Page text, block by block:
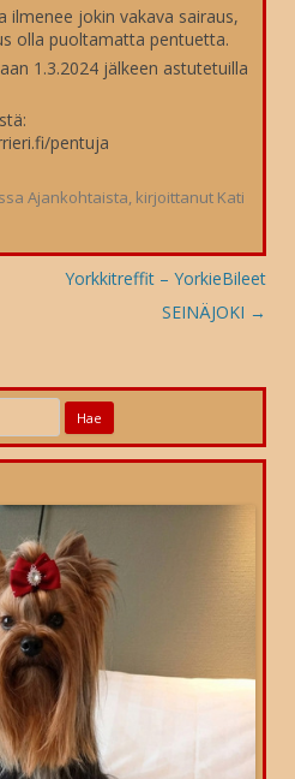
ilmenee jokin vakava sairaus,
olla puoltamatta pentuetta.
1.3.2024 jälkeen astutetuilla
pentuja
Ajankohtaista, kirjoittanut Kati
Yorkkitreffit – YorkieBileet
SEINÄJOKI →